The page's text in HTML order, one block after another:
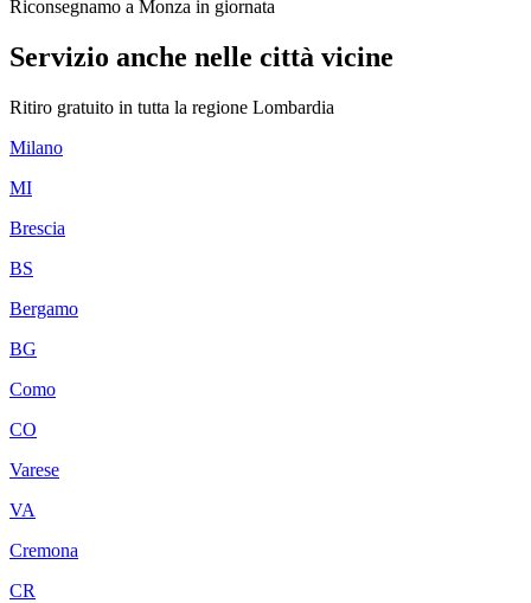
Riconsegnamo a Monza in giornata
Servizio anche nelle città vicine
Ritiro gratuito in tutta la regione Lombardia
Milano
MI
Brescia
BS
Bergamo
BG
Como
CO
Varese
VA
Cremona
CR